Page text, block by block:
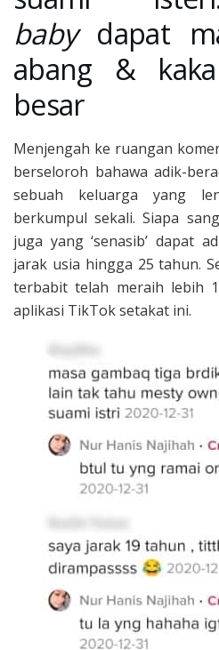
babydapat
abang &
besar
Menjengah ke ruangan
berseloroh bahawa adik-
sebuah keluarga yang
berkumpul sekali. Siapa
juga yang ‘senasib’ dapat
jarak usia hingga 25 tahun.
terbabit telah meraih lebih
aplikasi TikTok setakat ini.